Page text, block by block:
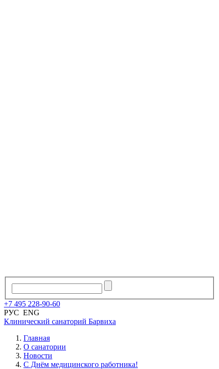
+7 495 228-90-60
РУС ENG
Клинический санаторий Барвиха
Главная
О санатории
Новости
С Днём медицинского работника!